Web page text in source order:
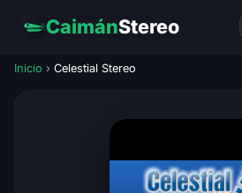
CaimánStereo
Inicio › Celestial Stereo